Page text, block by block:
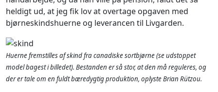
heldigt ud, at jeg fik lov at overtage opgaven med
bjørneskindshuerne og leverancen til Livgarden.
Huerne fremstilles af skind fra canadiske sortbjørne (se udstoppet
model bagest i billedet). Bestanden er så stor, at den må reguleres, og
der er tale om en fuldt bæredygtig produktion, oplyste Brian Rützou.